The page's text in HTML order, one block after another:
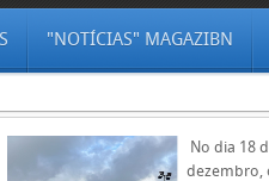
"NOTÍCIAS" MAGAZIBN
No dia 18
dezembro,